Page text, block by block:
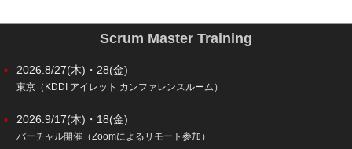
Scrum Master Training
2026.8/27(木)・28(金)
東京（KDDI アイレット カンファレンスルーム）
2026.9/17(木)・18(金)
バーチャル開催（Zoomによるリモート参加）